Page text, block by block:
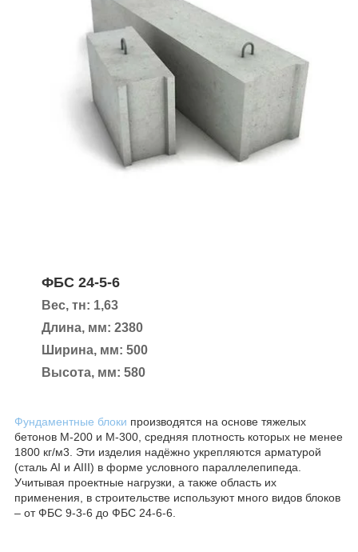
ФБС 24-5-6
Вес, тн: 1,63
Длина, мм: 2380
Ширина, мм: 500
Высота, мм: 580
Фундаментные блоки производятся на основе тяжелых
бетонов М-200 и М-300, средняя плотность которых не менее
1800 кг/м3. Эти изделия надёжно укрепляются арматурой
(сталь AI и AIII) в форме условного параллелепипеда.
Учитывая проектные нагрузки, а также область их
применения, в строительстве используют много видов блоков
– от ФБС 9-3-6 до ФБС 24-6-6.